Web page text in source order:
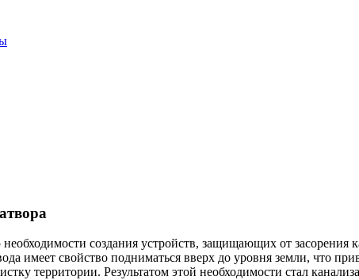
создания устройств, защищающих от
имеет свойство подниматься вверх до уровня земли, что
территории. Результатом этой необходимости стал